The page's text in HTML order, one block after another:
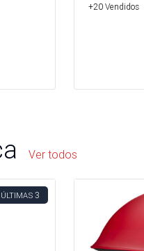
+20 Vendidos
Ver todos
ÚLTIMAS 3